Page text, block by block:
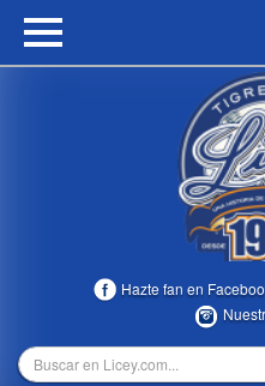
HOME
MULTIMEDIA
Hazte fan en